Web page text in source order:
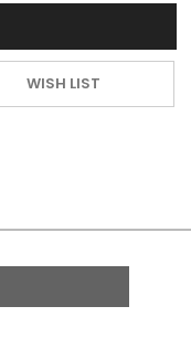
WISH LIST